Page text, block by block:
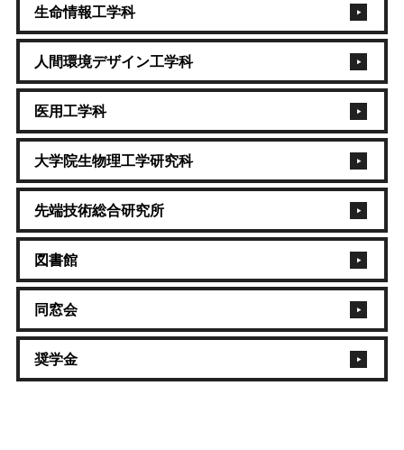
生命情報工学科
人間環境デザイン工学科
医用工学科
大学院生物理工学研究科
先端技術総合研究所
図書館
同窓会
奨学金